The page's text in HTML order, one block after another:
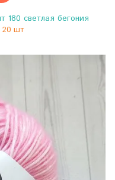
светлая бегония
20 шт